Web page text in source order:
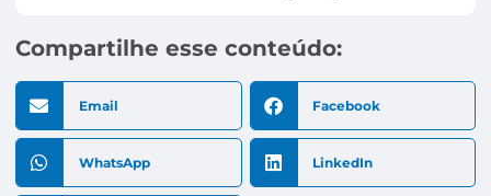
Compartilhe esse conteúdo:
Email Facebook
WhatsApp LinkedIn